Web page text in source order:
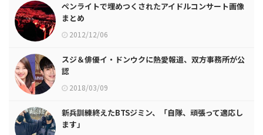
ペンライトで埋めつくされたアイドルコンサート画像
まとめ
2012/12/06
スジ＆俳優イ・ドンウクに熱愛報道、双方事務所が公
認
2018/03/09
新兵訓練終えたBTSジミン、「自隊、頑張って適応し
ます」